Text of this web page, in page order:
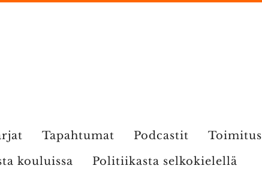
Tapahtumat Podcastit Toimitus
kouluissa Politiikasta selkokielellä